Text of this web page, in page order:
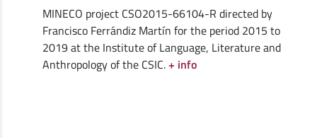
MINECO project CSO2015-66104-R directed by
Francisco Ferrándiz Martín for the period 2015 to
2019 at the Institute of Language, Literature and
Anthropology of the CSIC.+ info